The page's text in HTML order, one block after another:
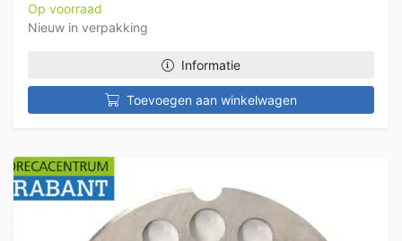
Op voorraad
Nieuw in verpakking
Informatie
Toevoegen aan winkelwagen